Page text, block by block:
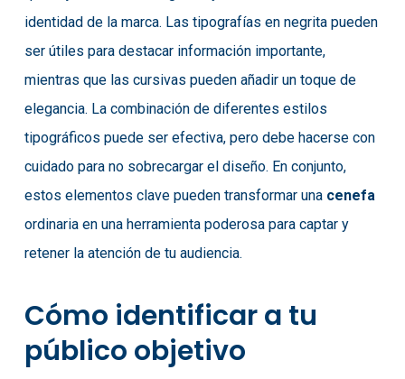
identidad de la marca. Las tipografías en negrita pueden
ser útiles para destacar información importante,
mientras que las cursivas pueden añadir un toque de
elegancia. La combinación de diferentes estilos
tipográficos puede ser efectiva, pero debe hacerse con
cuidado para no sobrecargar el diseño. En conjunto,
estos elementos clave pueden transformar una cenefa
ordinaria en una herramienta poderosa para captar y
retener la atención de tu audiencia.
Cómo identificar a tu
público objetivo